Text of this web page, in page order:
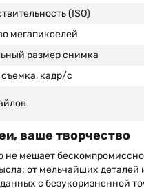
(ISO)
мегапикселей
размер снимка
кадр/с
ваше творчество
не мешает
от мельчайших деталей
с безукоризненной